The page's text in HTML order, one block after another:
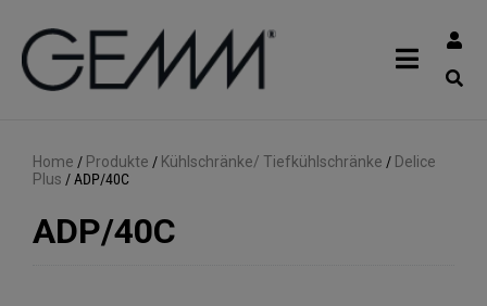
Home / Produkte / Kühlschränke/ Tiefkühlschränke / Delice
Plus /ADP/40C
ADP/40C